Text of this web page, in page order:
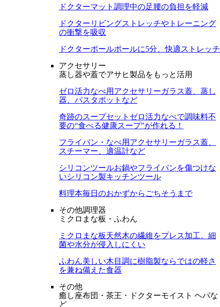
ドクターマット 調理中の足腰の負担を軽減
ドクターリビングストレッチやトレーニング
の衝撃を吸収
ドクターポールポールに5分、快適ストレッチ
アクセサリー
蒸し器や蓋でアサヒ製品をもっと活用
ゼロ活力なべ用アクセサリーガラス蓋、蒸し
器、パスタポットなど
奇跡のスープセット ゼロ活力なべで調味料不
要の“食べる健康スープ”が作れる！
フライパン・なべ用アクセサリーガラス蓋、
スチーマー、適温計など
シリコンツールお鍋やフライパンを傷つけな
いシリコン製キッチンツール
料理本毎日のおかずからごちそうまで
その他調理器
ミクロまな板・ふわん
ミクロまな板天然木の繊維をプレス加工。細
菌や水分が侵入しにくい
ふわん美しい木目調に樹脂製ならではの軽さ
を兼ね備えた食器
その他
癒し座布団・茶王・ドクターモイスト ヘパな
ど